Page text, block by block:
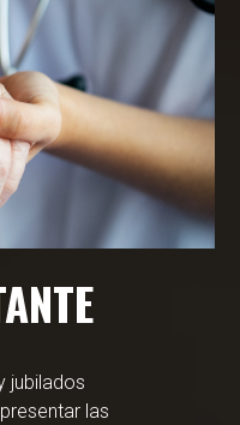
jubilados
las